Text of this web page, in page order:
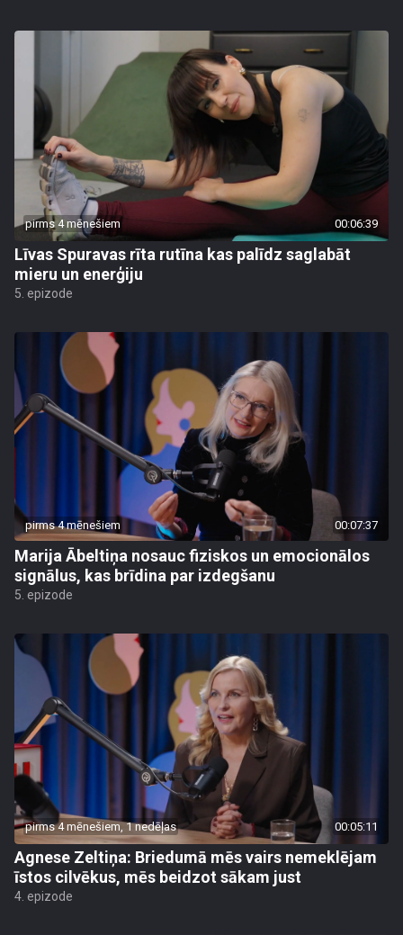
pirms 4 mēnešiem 00:06:39
Līvas Spuravas rīta rutīna kas palīdz saglabāt
mieru un enerģiju
5. epizode
pirms 4 mēnešiem 00:07:37
Marija Ābeltiņa nosauc fiziskos un emocionālos
signālus, kas brīdina par izdegšanu
5. epizode
pirms 4 mēnešiem, 1 nedēļas 00:05:11
Agnese Zeltiņa: Briedumā mēs vairs nemeklējam
īstos cilvēkus, mēs beidzot sākam just
4. epizode